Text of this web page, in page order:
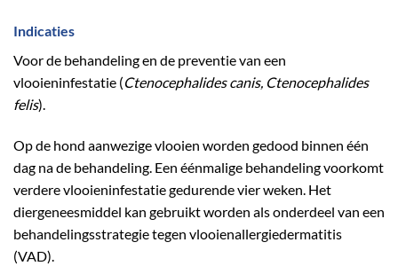
Indicaties
Voor de behandeling en de preventie van een
vlooieninfestatie (Ctenocephalides canis, Ctenocephalides
felis).
Op de hond aanwezige vlooien worden gedood binnen één
dag na de behandeling. Een éénmalige behandeling voorkomt
verdere vlooieninfestatie gedurende vier weken. Het
diergeneesmiddel kan gebruikt worden als onderdeel van een
behandelingsstrategie tegen vlooienallergiedermatitis
(VAD).